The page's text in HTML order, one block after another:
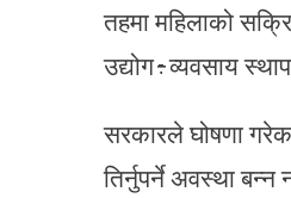
तहमा महिलाको
उद्योग÷व्यवसाय
सरकारले घोषणा
तिर्नुपर्ने अवस्था